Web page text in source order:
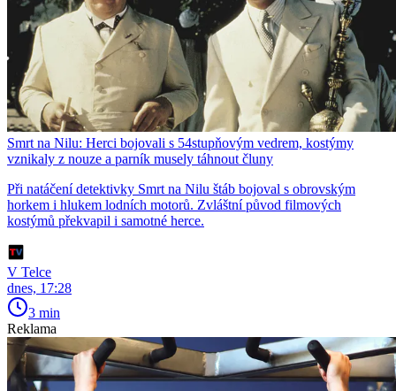
Smrt na Nilu: Herci bojovali s 54stupňovým vedrem, kostýmy
vznikaly z nouze a parník musely táhnout čluny
Při natáčení detektivky Smrt na Nilu štáb bojoval s obrovským
horkem i hlukem lodních motorů. Zvláštní původ filmových
kostýmů překvapil i samotné herce.
V Telce
dnes, 17:28
3 min
Reklama